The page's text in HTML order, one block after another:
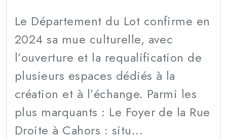
Le Département du Lot confirme en
2024 sa mue culturelle, avec
l’ouverture et la requalification de
plusieurs espaces dédiés à la
création et à l’échange. Parmi les
plus marquants : Le Foyer de la Rue
Droite à Cahors : situ...